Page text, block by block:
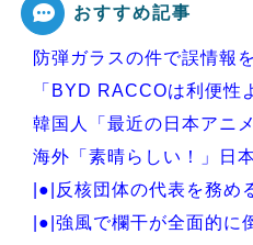
おすすめ記事
防弾ガラスの件で誤情報
「BYD RACCOは利便性
韓国人「最近の日本アニ
海外「素晴らしい！」日
|●|反核団体の代表を務め
|●|強風で欄干が全面的に